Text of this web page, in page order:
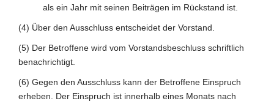
als ein Jahr mit seinen Beiträgen im Rückstand ist.
(4) Über den Ausschluss entscheidet der Vorstand.
(5) Der Betroffene wird vom Vorstandsbeschluss schriftlich
benachrichtigt.
(6) Gegen den Ausschluss kann der Betroffene Einspruch
erheben. Der Einspruch ist innerhalb eines Monats nach